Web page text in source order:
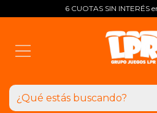
6 CUOTAS SIN INTERÉS